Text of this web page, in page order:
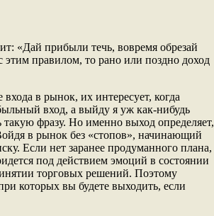
«Дай прибыли течь, вовремя обрезай
этим правилом, то рано или поздно доход
входа в рынок, их интересует, когда
вход, а выйду я уж как-нибудь
фразу. Но именно выход определяет,
в рынок без «стопов», начинающий
Если нет заранее продуманного плана,
под действием эмоций в состоянии
торговых решений. Поэтому
которых вы будете выходить, если